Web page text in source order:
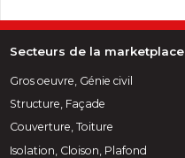
Secteurs de la marketplace
Gros oeuvre, Génie civil
Structure, Façade
Couverture, Toiture
Isolation, Cloison, Plafond